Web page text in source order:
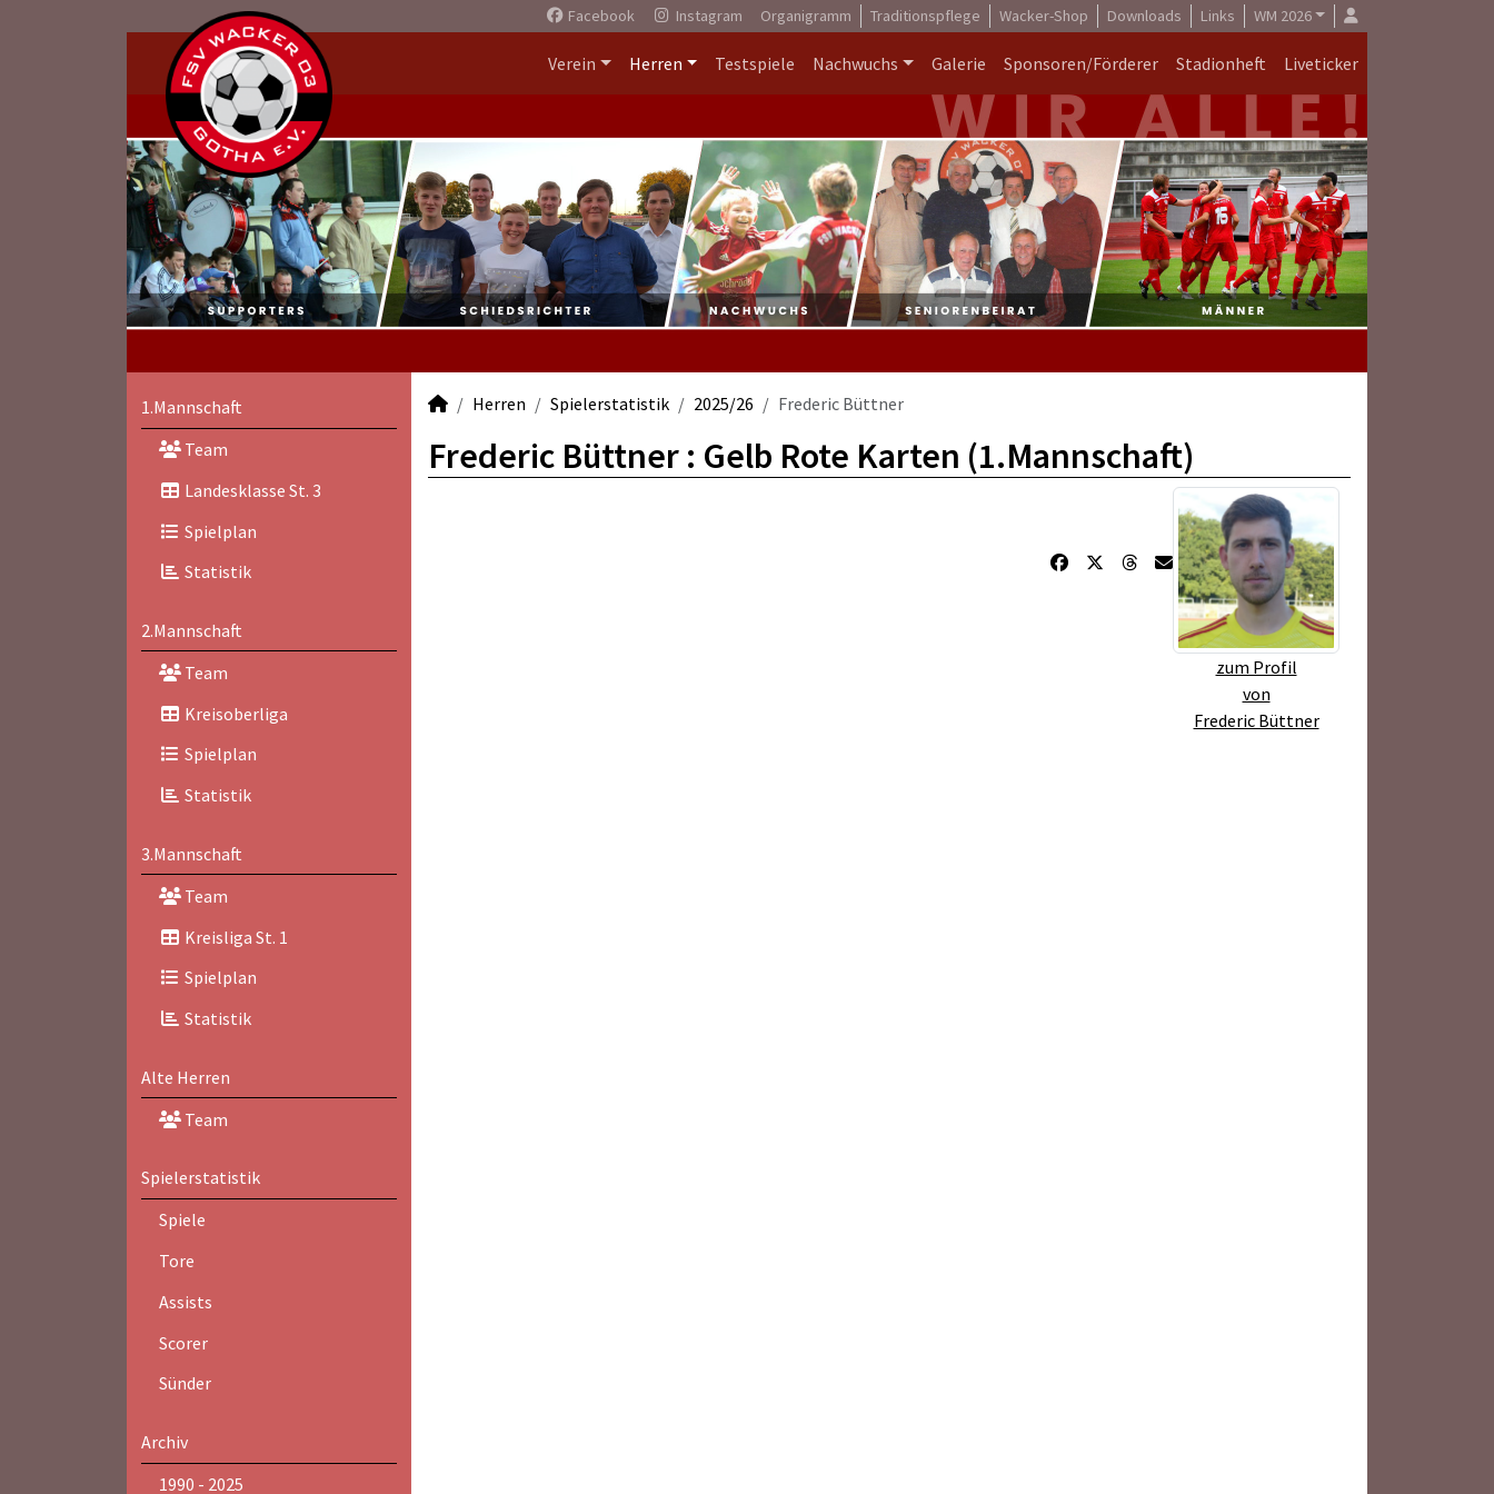
Facebook Instagram Organigramm Traditionspflege Wacker-Shop Downloads Links WM 2026
Verein Herren Testspiele Nachwuchs Galerie Sponsoren/Förderer Stadionheft Liveticker
1.Mannschaft
Team
Landesklasse St. 3
Spielplan
Statistik
2.Mannschaft
Team
Kreisoberliga
Spielplan
Statistik
3.Mannschaft
Team
Kreisliga St. 1
Spielplan
Statistik
Alte Herren
Team
Spielerstatistik
Spiele
Tore
Assists
Scorer
Sünder
Archiv
1990 - 2025
Herren Spielerstatistik 2025/26 Frederic Büttner
Frederic Büttner : Gelb Rote Karten (1.Mannschaft)
zum Profil
von
Frederic Büttner